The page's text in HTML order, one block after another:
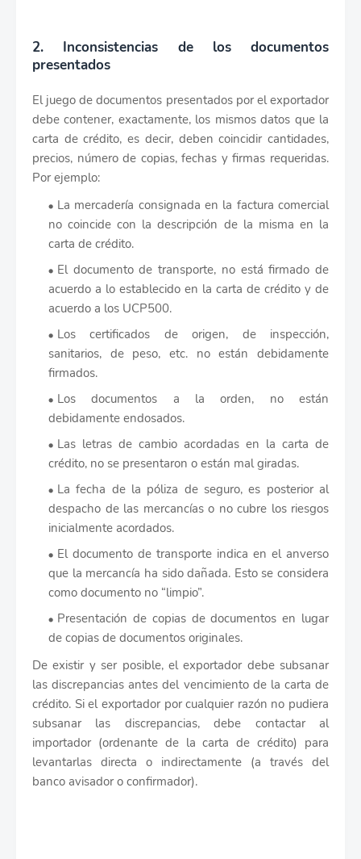
2. Inconsistencias de los documentos
presentados
El juego de documentos presentados por el exportador
debe contener, exactamente, los mismos datos que la
carta de crédito, es decir, deben coincidir cantidades,
precios, número de copias, fechas y firmas requeridas.
Por ejemplo:
La mercadería consignada en la factura comercial
no coincide con la descripción de la misma en la
carta de crédito.
El documento de transporte, no está firmado de
acuerdo a lo establecido en la carta de crédito y de
acuerdo a los UCP500.
Los certificados de origen, de inspección,
sanitarios, de peso, etc. no están debidamente
firmados.
Los documentos a la orden, no están
debidamente endosados.
Las letras de cambio acordadas en la carta de
crédito, no se presentaron o están mal giradas.
La fecha de la póliza de seguro, es posterior al
despacho de las mercancías o no cubre los riesgos
inicialmente acordados.
El documento de transporte indica en el anverso
que la mercancía ha sido dañada. Esto se considera
como documento no “limpio”.
Presentación de copias de documentos en lugar
de copias de documentos originales.
De existir y ser posible, el exportador debe subsanar
las discrepancias antes del vencimiento de la carta de
crédito. Si el exportador por cualquier razón no pudiera
subsanar las discrepancias, debe contactar al
importador (ordenante de la carta de crédito) para
levantarlas directa o indirectamente (a través del
banco avisador o confirmador).